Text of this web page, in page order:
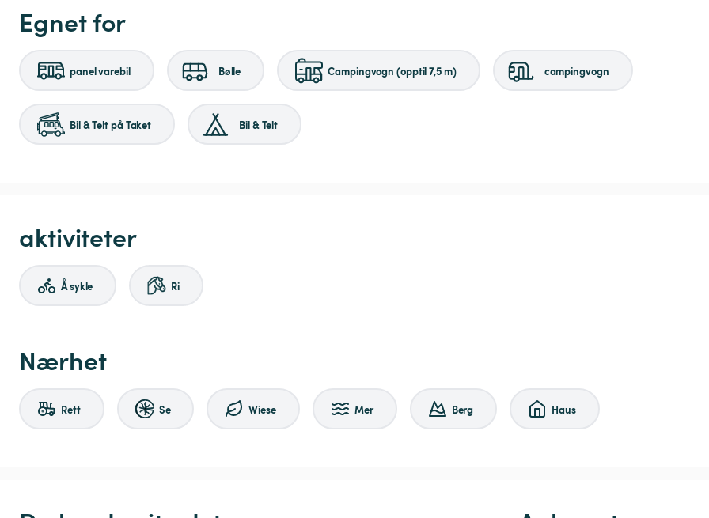
Egnet for
panel varebil Bølle Campingvogn (opptil 7,5 m) campingvogn
Bil & Telt på Taket Bil & Telt
aktiviteter
Å sykle Ri
Nærhet
Rett Se Wiese Mer Berg Haus